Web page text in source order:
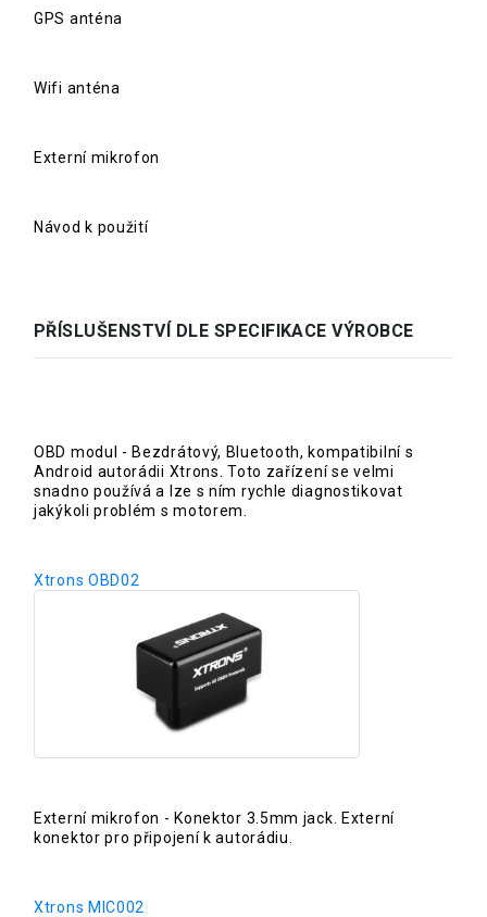
GPS anténa
Wifi anténa
Externí mikrofon
Návod k použití
PŘÍSLUŠENSTVÍ DLE SPECIFIKACE VÝROBCE
OBD modul - Bezdrátový, Bluetooth, kompatibilní s
Android autorádii Xtrons. Toto zařízení se velmi
snadno používá a lze s ním rychle diagnostikovat
jakýkoli problém s motorem.
Xtrons OBD02
Externí mikrofon - Konektor 3.5mm jack. Externí
konektor pro připojení k autorádiu.
Xtrons MIC002